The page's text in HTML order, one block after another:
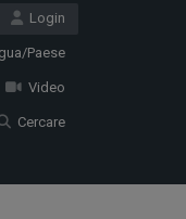
Login
Paese
Video
Cercare